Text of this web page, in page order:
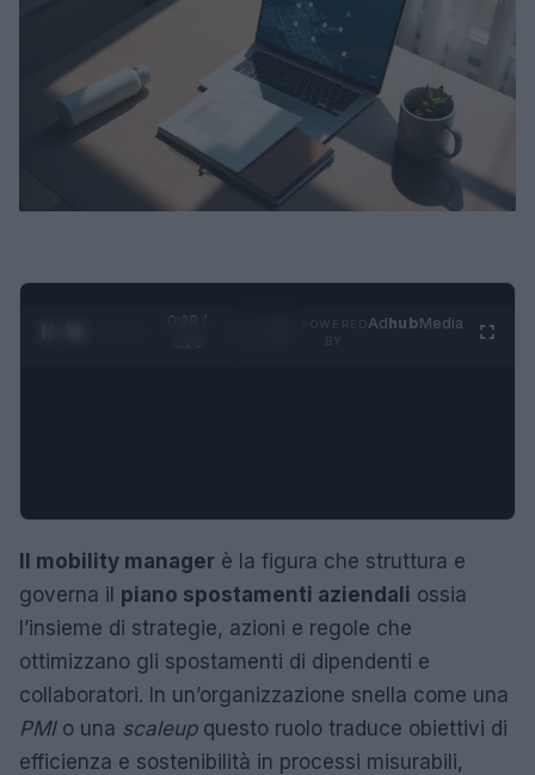
0:29 /
AdhubMedia
Il mobility manager è la figura che struttura e
governa il piano spostamenti aziendali ossia
l’insieme di strategie, azioni e regole che
ottimizzano gli spostamenti di dipendenti e
collaboratori. In un’organizzazione snella come una
PMIo una scaleupquesto ruolo traduce obiettivi di
efficienza e sostenibilità in processi misurabili,